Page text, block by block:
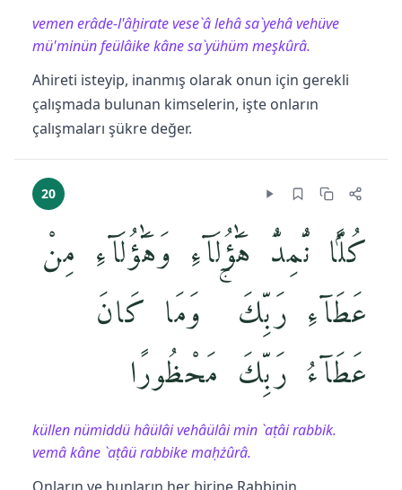
vemen erâde-l'âḫirate vese`â lehâ sa`yehâ vehüve
mü'minün feülâike kâne sa`yühüm meşkûrâ.
Ahireti isteyip, inanmış olarak onun için gerekli
çalışmada bulunan kimselerin, işte onların
çalışmaları şükre değer.
20
كُلًّۭا نُّمِدُّ هَٰٓؤُلَآءِ وَهَٰٓؤُلَآءِ مِنْ
عَطَآءِ رَبِّكَ ۚ وَمَا كَانَ
عَطَآءُ رَبِّكَ مَحْظُورًا
küllen nümiddü hâülâi vehâülâi min `aṭâi rabbik.
vemâ kâne `aṭâü rabbike maḥżûrâ.